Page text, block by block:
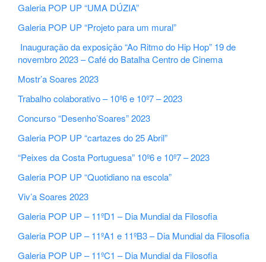
Galeria POP UP “UMA DÚZIA”
Galeria POP UP “Projeto para um mural”
Inauguração da exposição “Ao Ritmo do Hip Hop” 19 de
novembro 2023 – Café do Batalha Centro de Cinema
Mostr’a Soares 2023
Trabalho colaborativo – 10º6 e 10º7 – 2023
Concurso “Desenho’Soares” 2023
Galeria POP UP “cartazes do 25 Abril”
“Peixes da Costa Portuguesa” 10º6 e 10º7 – 2023
Galeria POP UP “Quotidiano na escola”
Viv’a Soares 2023
Galeria POP UP – 11ºD1 – Dia Mundial da Filosofia
Galeria POP UP – 11ºA1 e 11ºB3 – Dia Mundial da Filosofia
Galeria POP UP – 11ºC1 – Dia Mundial da Filosofia